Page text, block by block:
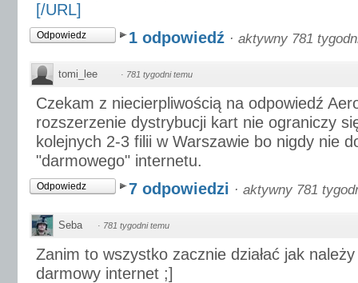
[/URL]
Odpowiedz 1 odpowiedź · aktywny 781
tomi_lee · 781 tygodni temu
Czekam z niecierpliwością na odpowiedź
rozszerzenie dystrybucji kart nie ograniczy
kolejnych 2-3 filii w Warszawie bo nigdy nie
"darmowego" internetu.
Odpowiedz 7 odpowiedzi · aktywny 781
Seba · 781 tygodni temu
Zanim to wszystko zacznie działać jak
darmowy internet ;]